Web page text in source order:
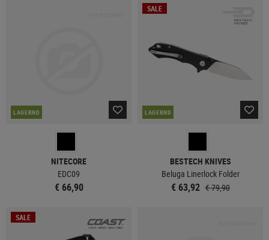
LAGERND
NITECORE
EDC09
€ 66,90
SALE
LAGERND
BESTECH KNIVES
Beluga Linerlock Folder
€ 63,92 € 79,90
SALE